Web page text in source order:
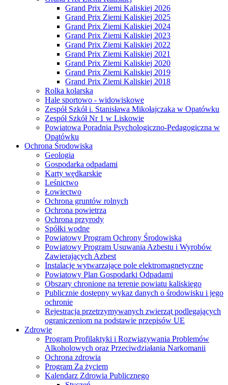
Grand Prix Ziemi Kaliskiej 2026
Grand Prix Ziemi Kaliskiej 2025
Grand Prix Ziemi Kaliskiej 2024
Grand Prix Ziemi Kaliskiej 2023
Grand Prix Ziemi Kaliskiej 2022
Grand Prix Ziemi Kaliskiej 2021
Grand Prix Ziemi Kaliskiej 2020
Grand Prix Ziemi Kaliskiej 2019
Grand Prix Ziemi Kaliskiej 2018
Rolka kolarska
Hale sportowo - widowiskowe
Zespół Szkół i. Stanisława Mikołajczaka w Opatówku
Zespół Szkół Nr 1 w Liskowie
Powiatowa Poradnia Psychologiczno-Pedagogiczna w
Opatówku
Ochrona Środowiska
Geologia
Gospodarka odpadami
Karty wędkarskie
Leśnictwo
Łowiectwo
Ochrona gruntów rolnych
Ochrona powietrza
Ochrona przyrody
Spółki wodne
Powiatowy Program Ochrony Środowiska
Powiatowy Program Usuwania Azbestu i Wyrobów
Zawierających Azbest
Instalacje wytwarzające pole elektromagnetyczne
Powiatowy Plan Gospodarki Odpadami
Obszary chronione na terenie powiatu kaliskiego
Publicznie dostępny wykaz danych o środowisku i jego
ochronie
Rejestracja przetrzymywanych zwierząt podlegających
ograniczeniom na podstawie przepisów UE
Zdrowie
Program Profilaktyki i Rozwiązywania Problemów
Alkoholowych oraz Przeciwdziałania Narkomanii
Ochrona zdrowia
Program Za życiem
Kalendarz Zdrowia Publicznego